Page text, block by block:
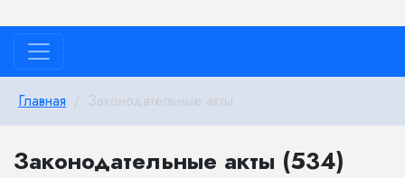
Главная Законодательные акты
Законодательные акты (534)